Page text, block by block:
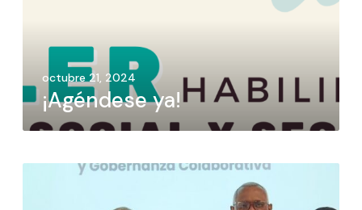
octubre 21, 2024
¡Agéndese ya!